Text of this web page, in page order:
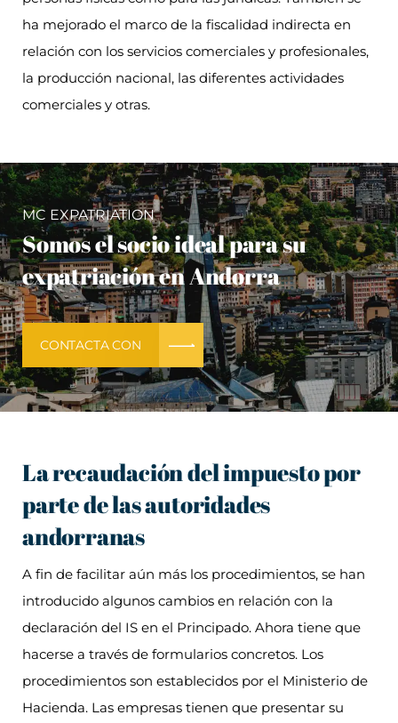
ha mejorado el marco de la fiscalidad indirecta en
relación con los servicios comerciales y profesionales,
la producción nacional, las diferentes actividades
comerciales y otras.
MC EXPATRIATION
Somos el socio ideal para su
expatriación en Andorra
CONTACTA CON
La recaudación del impuesto por
parte de las autoridades
andorranas
A fin de facilitar aún más los procedimientos, se han
introducido algunos cambios en relación con la
declaración del IS en el Principado. Ahora tiene que
hacerse a través de formularios concretos. Los
procedimientos son establecidos por el Ministerio de
Hacienda. Las empresas tienen que presentar su